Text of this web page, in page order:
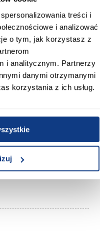
treści i
i analizować
o tym, jak korzystasz z
i analitycznym. Partnerzy
danymi otrzymanymi
korzystania z ich usług.